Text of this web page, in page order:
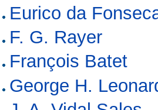
Eurico da
F. G. Rayer
François Batet
George H.